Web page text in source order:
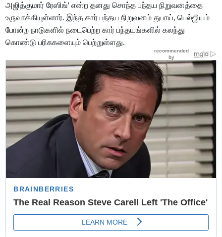
அஜித்குமார் ரேஸிங்' என்ற தனது சொந்த பந்தய நிறுவனத்தை
உருவாக்கியுள்ளார். இந்த கார் பந்தய நிறுவனம் துபாய், பெல்ஜியம்
போன்ற நாடுகளில் நடைபெற்ற கார் பந்தயங்களில் கலந்து
கொண்டு பரிசுகளையும் பெற்றுள்ளது.